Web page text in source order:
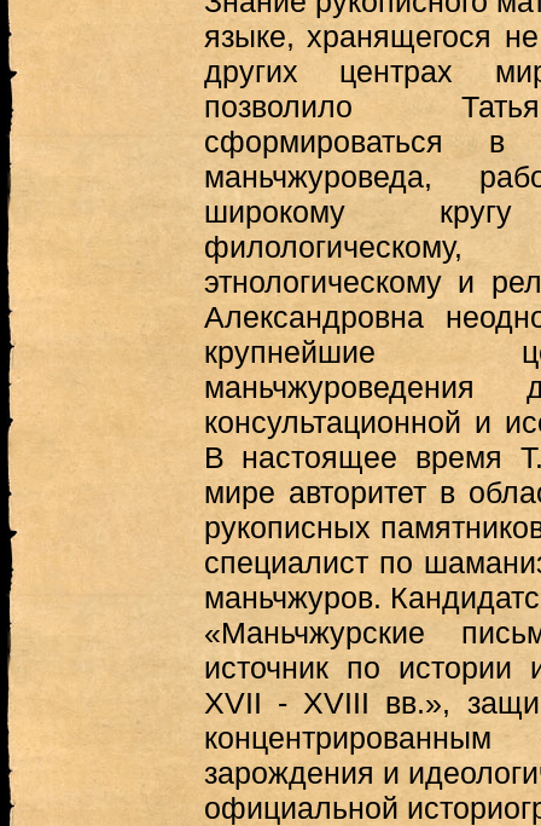
языке, хранящегося
других центрах
позволило
сформироваться в
маньчжуроведа,
широкому
этнологическому и
Александровна
крупнейшие
маньчжуроведения
консультационной и
В настоящее время
мире авторитет в
рукописных
специалист по
маньчжуров.
«Маньчжурские
источник по истории
XVII - XVIII вв.»,
зарождения и
официальной